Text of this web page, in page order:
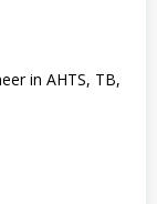
in AHTS, TB,